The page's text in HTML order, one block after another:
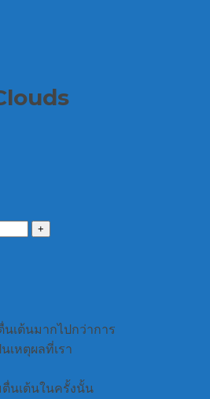
เต้นมากไปกว่าการ
เหตุผลที่เรา
ตื่นเต้นในครั้งนั้น